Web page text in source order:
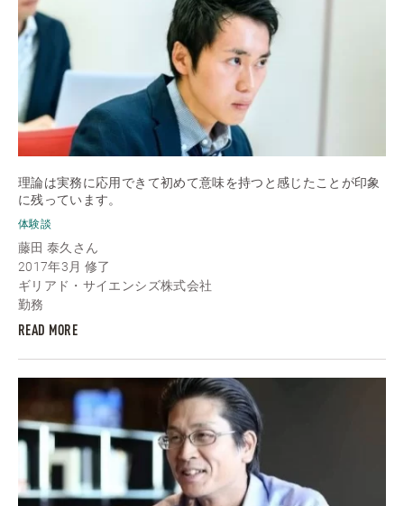
理論は実務に応用できて初めて意味を持つと感じたことが印象
に残っています。
体験談
藤田 泰久さん
2017年3月 修了
ギリアド・サイエンシズ株式会社
勤務
READ MORE